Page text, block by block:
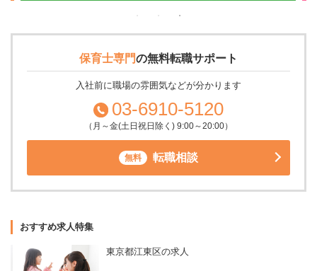
保育士専門の無料転職サポート
入社前に職場の雰囲気などが分かります
03-6910-5120
（月～金(土日祝日除く) 9:00～20:00）
無料 転職相談
おすすめ求人特集
東京都江東区の求人